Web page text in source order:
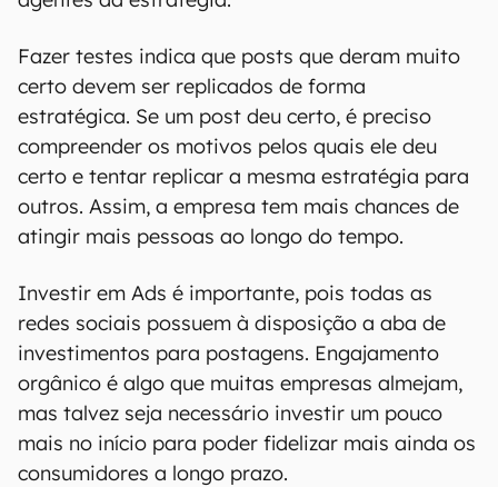
Fazer testes indica que posts que deram muito
certo devem ser replicados de forma
estratégica. Se um post deu certo, é preciso
compreender os motivos pelos quais ele deu
certo e tentar replicar a mesma estratégia para
outros. Assim, a empresa tem mais chances de
atingir mais pessoas ao longo do tempo.
Investir em Ads é importante, pois todas as
redes sociais possuem à disposição a aba de
investimentos para postagens. Engajamento
orgânico é algo que muitas empresas almejam,
mas talvez seja necessário investir um pouco
mais no início para poder fidelizar mais ainda os
consumidores a longo prazo.